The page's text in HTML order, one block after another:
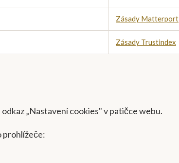
Zásady Matterport
Zásady Trustindex
„Nastavení cookies" v patičce webu.
prohlížeče: